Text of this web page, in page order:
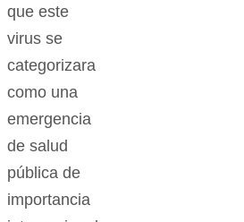
que este
virus se
categorizara
como una
emergencia
de salud
pública de
importancia